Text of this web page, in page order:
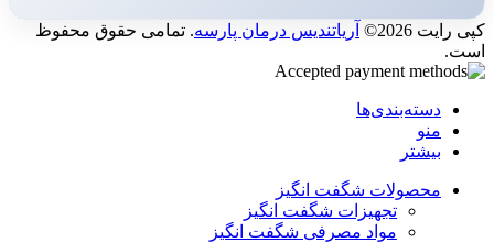
کپی رایت 2026© آریاتندیس درمان پارسه. تمامی حقوق محفوظ
است.
دسته‌بندی‌ها
منو
بیشتر
محصولات شگفت انگیز
تجهیزات شگفت انگیز
مواد مصرفی شگفت انگیز